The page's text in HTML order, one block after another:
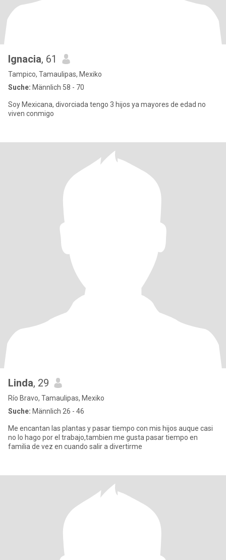
Ignacia, 61
Tampico, Tamaulipas, Mexiko
Suche: Männlich 58 - 70
Soy Mexicana, divorciada tengo 3 hijos ya mayores de edad no
viven conmigo
Linda, 29
Río Bravo, Tamaulipas, Mexiko
Suche: Männlich 26 - 46
Me encantan las plantas y pasar tiempo con mis hijos auque casi
no lo hago por el trabajo,tambien me gusta pasar tiempo en
familia de vez en cuando salir a divertirme